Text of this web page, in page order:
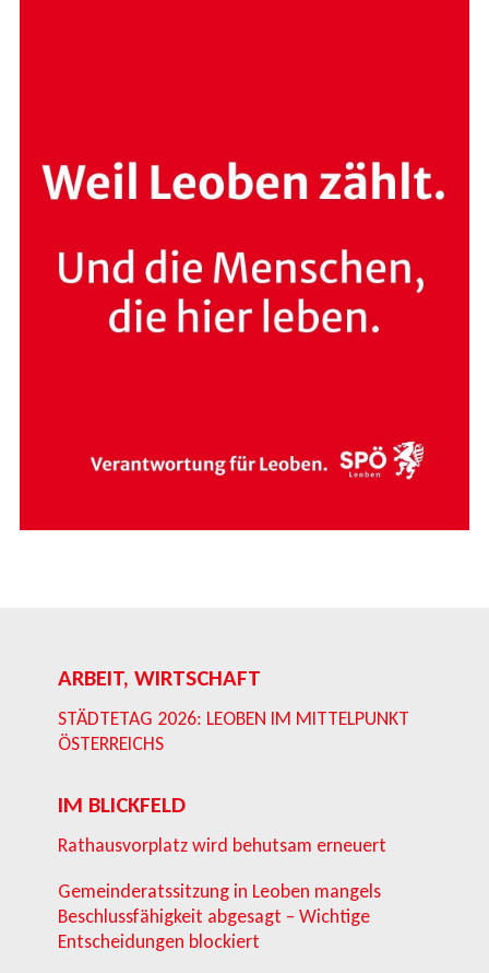
ARBEIT, WIRTSCHAFT
STÄDTETAG 2026: LEOBEN IM MITTELPUNKT
ÖSTERREICHS
IM BLICKFELD
Rathausvorplatz wird behutsam erneuert
Gemeinderatssitzung in Leoben mangels
Beschlussfähigkeit abgesagt – Wichtige
Entscheidungen blockiert